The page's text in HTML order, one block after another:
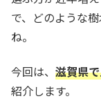
で、どのような
ね。
今回は、 滋賀県
紹介します。